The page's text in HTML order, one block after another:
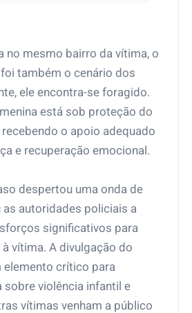
no mesmo bairro da vítima, o
também o cenário dos
ele encontra-se foragido.
está sob proteção do
recebendo o apoio adequado
e recuperação emocional.
despertou uma onda de
autoridades policiais a
significativos para
vítima. A divulgação do
elemento crítico para
sobre violência infantil e
vítimas venham a público